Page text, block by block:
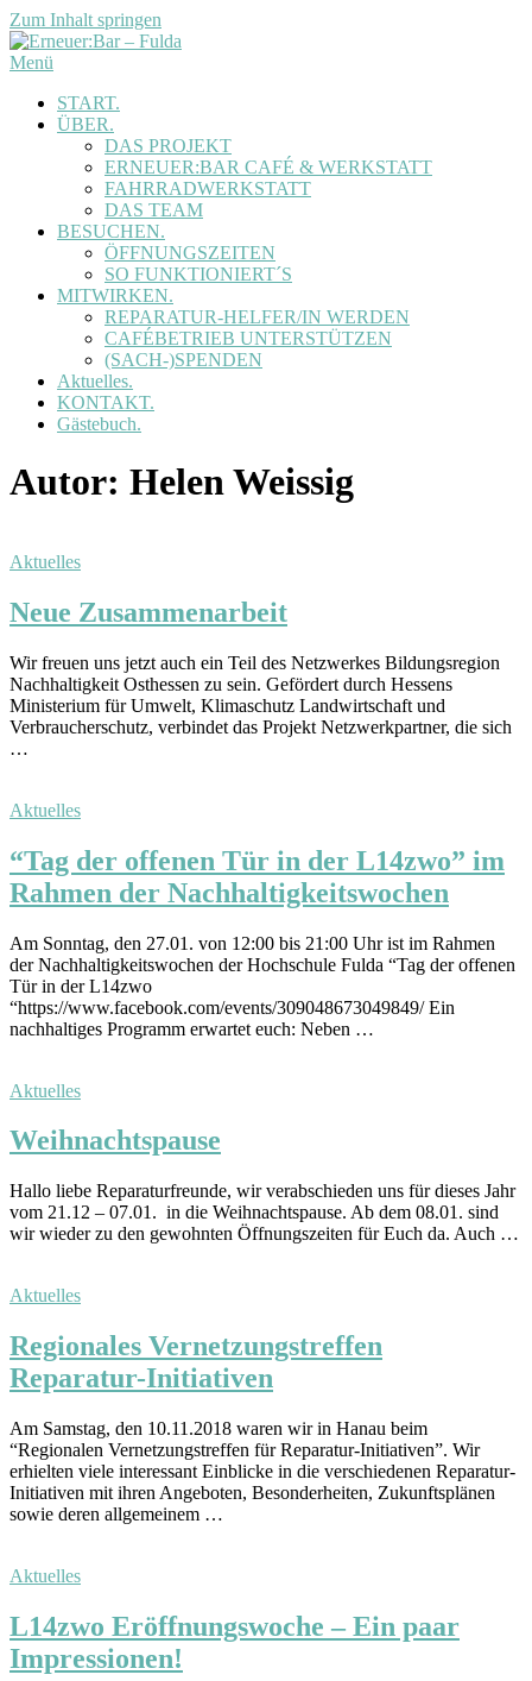
Zum Inhalt springen
Menü
START.
ÜBER.
DAS PROJEKT
ERNEUER:BAR CAFÉ & WERKSTATT
FAHRRADWERKSTATT
DAS TEAM
BESUCHEN.
ÖFFNUNGSZEITEN
SO FUNKTIONIERT´S
MITWIRKEN.
REPARATUR-HELFER/IN WERDEN
CAFÉBETRIEB UNTERSTÜTZEN
(SACH-)SPENDEN
Aktuelles.
KONTAKT.
Gästebuch.
Autor: Helen Weissig
Aktuelles
Neue Zusammenarbeit
Wir freuen uns jetzt auch ein Teil des Netzwerkes Bildungsregion
Nachhaltigkeit Osthessen zu sein. Gefördert durch Hessens
Ministerium für Umwelt, Klimaschutz Landwirtschaft und
Verbraucherschutz, verbindet das Projekt Netzwerkpartner, die sich
…
Aktuelles
“Tag der offenen Tür in der L14zwo” im
Rahmen der Nachhaltigkeitswochen
Am Sonntag, den 27.01. von 12:00 bis 21:00 Uhr ist im Rahmen
der Nachhaltigkeitswochen der Hochschule Fulda “Tag der offenen
Tür in der L14zwo
“https://www.facebook.com/events/309048673049849/ Ein
nachhaltiges Programm erwartet euch: Neben …
Aktuelles
Weihnachtspause
Hallo liebe Reparaturfreunde, wir verabschieden uns für dieses Jahr
vom 21.12 – 07.01. in die Weihnachtspause. Ab dem 08.01. sind
wir wieder zu den gewohnten Öffnungszeiten für Euch da. Auch …
Aktuelles
Regionales Vernetzungstreffen
Reparatur-Initiativen
Am Samstag, den 10.11.2018 waren wir in Hanau beim
“Regionalen Vernetzungstreffen für Reparatur-Initiativen”. Wir
erhielten viele interessant Einblicke in die verschiedenen Reparatur-
Initiativen mit ihren Angeboten, Besonderheiten, Zukunftsplänen
sowie deren allgemeinem …
Aktuelles
L14zwo Eröffnungswoche – Ein paar
Impressionen!